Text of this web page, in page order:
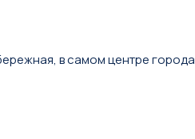
в самом центре города